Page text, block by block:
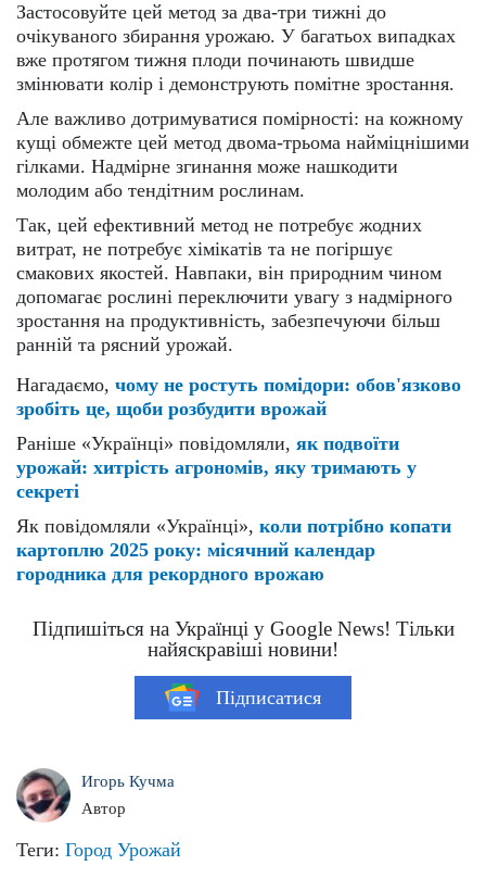
Застосовуйте цей метод за два-три тижні до
очікуваного збирання урожаю. У багатьох випадках
вже протягом тижня плоди починають швидше
змінювати колір і демонструють помітне зростання.
Але важливо дотримуватися помірності: на кожному
кущі обмежте цей метод двома-трьома найміцнішими
гілками. Надмірне згинання може нашкодити
молодим або тендітним рослинам.
Так, цей ефективний метод не потребує жодних
витрат, не потребує хімікатів та не погіршує
смакових якостей. Навпаки, він природним чином
допомагає рослині переключити увагу з надмірного
зростання на продуктивність, забезпечуючи більш
ранній та рясний урожай.
Нагадаємо, чому не ростуть помідори: обов'язково
зробіть це, щоби розбудити врожай
Раніше «Українці» повідомляли, як подвоїти
урожай: хитрість агрономів, яку тримають у
секреті
Як повідомляли «Українці», коли потрібно копати
картоплю 2025 року: місячний календар
городника для рекордного врожаю
Підпишіться на Українці у Google News! Тільки
найяскравіші новини!
Підписатися
Игорь Кучма
Автор
Теги: Город Урожай